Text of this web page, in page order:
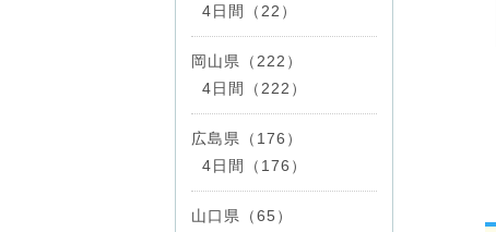
4日間（22）
岡山県（222）
4日間（222）
広島県（176）
4日間（176）
山口県（65）